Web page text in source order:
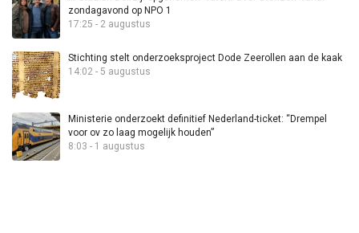
zondagavond op NPO 1
17:25 - 2 augustus
Stichting stelt onderzoeksproject Dode Zeerollen aan de kaak
14:02 - 5 augustus
Ministerie onderzoekt definitief Nederland-ticket: “Drempel
voor ov zo laag mogelijk houden”
8:03 - 1 augustus